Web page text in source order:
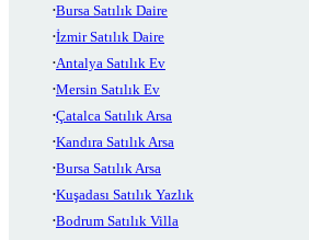
Bursa Satılık Daire
İzmir Satılık Daire
Antalya Satılık Ev
Mersin Satılık Ev
Çatalca Satılık Arsa
Kandıra Satılık Arsa
Bursa Satılık Arsa
Kuşadası Satılık Yazlık
Bodrum Satılık Villa